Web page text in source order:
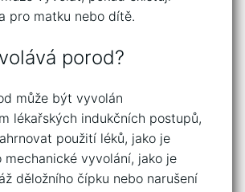
pro matku nebo dítě.
porod?
může být vyvolán
lékařských indukčních postupů,
použití léků, jako je
mechanické vyvolání, jako je
děložního čípku nebo narušení